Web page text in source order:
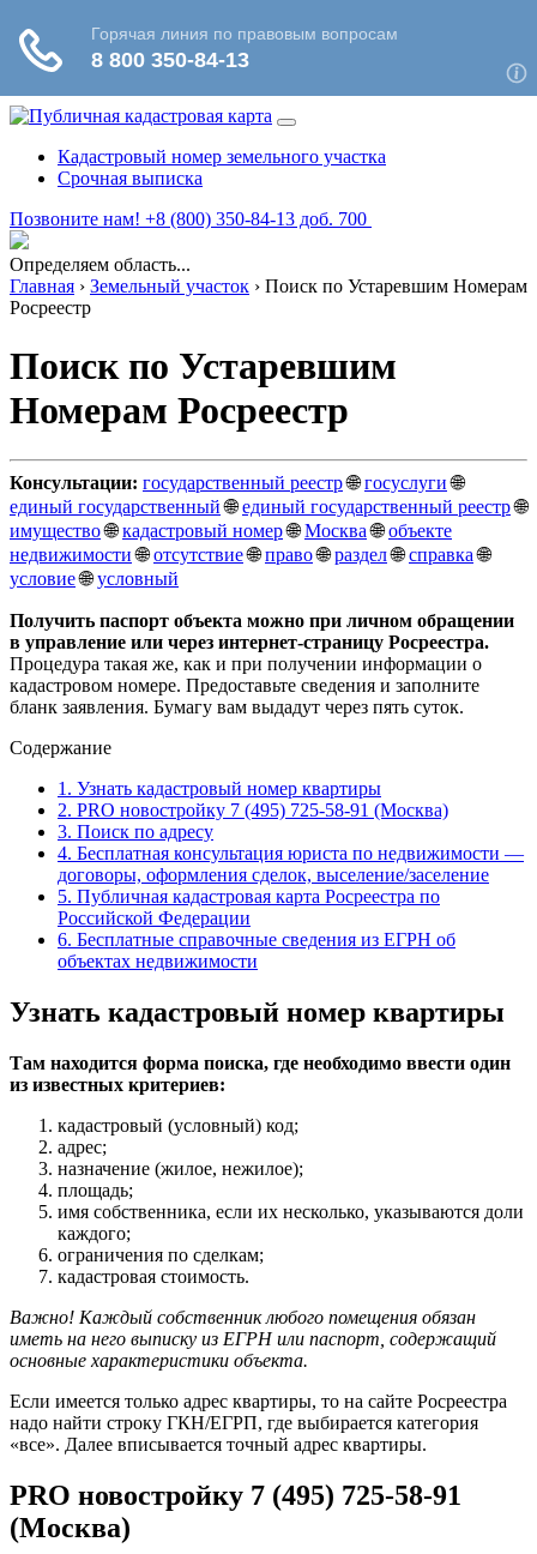
Кадастровый номер земельного участка
Срочная выписка
Позвоните нам! +8 (800) 350-84-13 доб. 700
Определяем область...
Главная › Земельный участок › Поиск по Устаревшим Номерам
Росреестр
Поиск по Устаревшим
Номерам Росреестр
Консультации: государственный реестр🌐госуслуги🌐
единый государственный🌐единый государственный реестр🌐
имущество🌐кадастровый номер🌐Москва🌐объекте
недвижимости🌐отсутствие🌐право🌐раздел🌐справка🌐
условие🌐условный
Получить паспорт объекта можно при личном обращении
в управление или через интернет-страницу Росреестра.
Процедура такая же, как и при получении информации о
кадастровом номере. Предоставьте сведения и заполните
бланк заявления. Бумагу вам выдадут через пять суток.
Содержание
1. Узнать кадастровый номер квартиры
2. PRO новостройку 7 (495) 725-58-91 (Москва)
3. Поиск по адресу
4. Бесплатная консультация юриста по недвижимости —
договоры, оформления сделок, выселение/заселение
5. Публичная кадастровая карта Росреестра по
Российской Федерации
6. Бесплатные справочные сведения из ЕГРН об
объектах недвижимости
Узнать кадастровый номер квартиры
Там находится форма поиска, где необходимо ввести один
из известных критериев:
кадастровый (условный) код;
адрес;
назначение (жилое, нежилое);
площадь;
имя собственника, если их несколько, указываются доли
каждого;
ограничения по сделкам;
кадастровая стоимость.
Важно! Каждый собственник любого помещения обязан
иметь на него выписку из ЕГРН или паспорт, содержащий
основные характеристики объекта.
Если имеется только адрес квартиры, то на сайте Росреестра
надо найти строку ГКН/ЕГРП, где выбирается категория
«все». Далее вписывается точный адрес квартиры.
PRO новостройку 7 (495) 725-58-91
(Москва)